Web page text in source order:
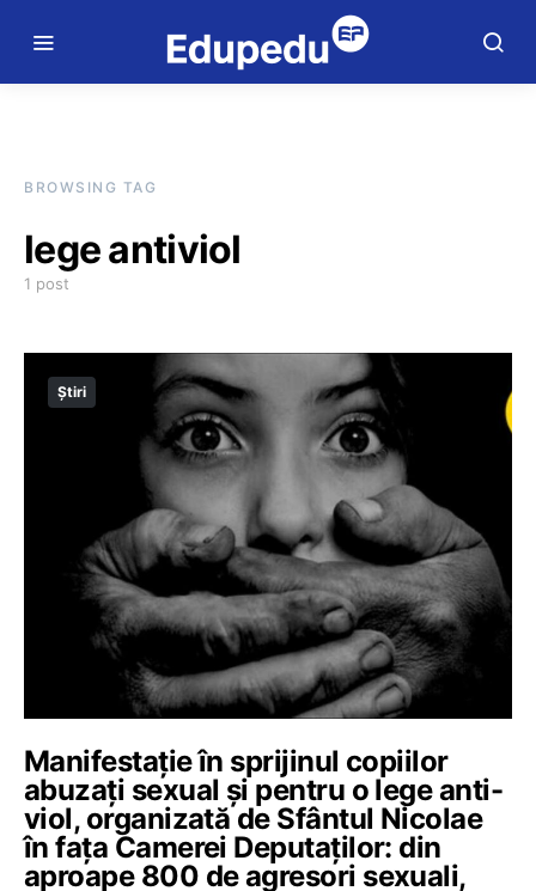
BROWSING TAG
lege antiviol
1 post
Știri
Manifestație în sprijinul copiilor
abuzați sexual și pentru o lege anti-
viol, organizată de Sfântul Nicolae
în fața Camerei Deputaților: din
aproape 800 de agresori sexuali,